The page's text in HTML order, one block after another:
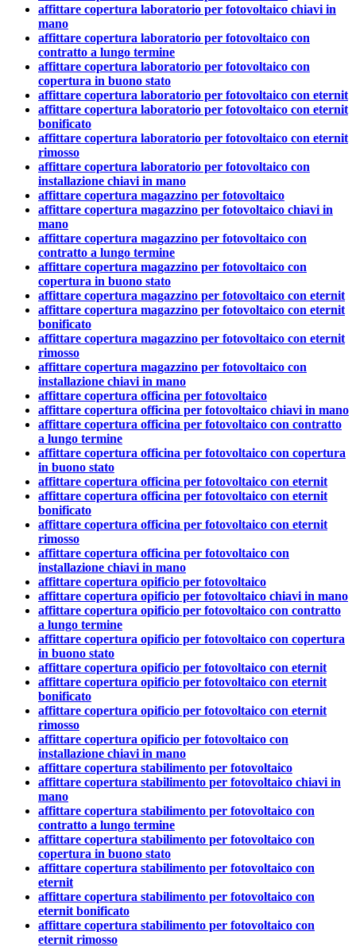
affittare copertura laboratorio per fotovoltaico chiavi in
mano
affittare copertura laboratorio per fotovoltaico con
contratto a lungo termine
affittare copertura laboratorio per fotovoltaico con
copertura in buono stato
affittare copertura laboratorio per fotovoltaico con eternit
affittare copertura laboratorio per fotovoltaico con eternit
bonificato
affittare copertura laboratorio per fotovoltaico con eternit
rimosso
affittare copertura laboratorio per fotovoltaico con
installazione chiavi in mano
affittare copertura magazzino per fotovoltaico
affittare copertura magazzino per fotovoltaico chiavi in
mano
affittare copertura magazzino per fotovoltaico con
contratto a lungo termine
affittare copertura magazzino per fotovoltaico con
copertura in buono stato
affittare copertura magazzino per fotovoltaico con eternit
affittare copertura magazzino per fotovoltaico con eternit
bonificato
affittare copertura magazzino per fotovoltaico con eternit
rimosso
affittare copertura magazzino per fotovoltaico con
installazione chiavi in mano
affittare copertura officina per fotovoltaico
affittare copertura officina per fotovoltaico chiavi in mano
affittare copertura officina per fotovoltaico con contratto
a lungo termine
affittare copertura officina per fotovoltaico con copertura
in buono stato
affittare copertura officina per fotovoltaico con eternit
affittare copertura officina per fotovoltaico con eternit
bonificato
affittare copertura officina per fotovoltaico con eternit
rimosso
affittare copertura officina per fotovoltaico con
installazione chiavi in mano
affittare copertura opificio per fotovoltaico
affittare copertura opificio per fotovoltaico chiavi in mano
affittare copertura opificio per fotovoltaico con contratto
a lungo termine
affittare copertura opificio per fotovoltaico con copertura
in buono stato
affittare copertura opificio per fotovoltaico con eternit
affittare copertura opificio per fotovoltaico con eternit
bonificato
affittare copertura opificio per fotovoltaico con eternit
rimosso
affittare copertura opificio per fotovoltaico con
installazione chiavi in mano
affittare copertura stabilimento per fotovoltaico
affittare copertura stabilimento per fotovoltaico chiavi in
mano
affittare copertura stabilimento per fotovoltaico con
contratto a lungo termine
affittare copertura stabilimento per fotovoltaico con
copertura in buono stato
affittare copertura stabilimento per fotovoltaico con
eternit
affittare copertura stabilimento per fotovoltaico con
eternit bonificato
affittare copertura stabilimento per fotovoltaico con
eternit rimosso